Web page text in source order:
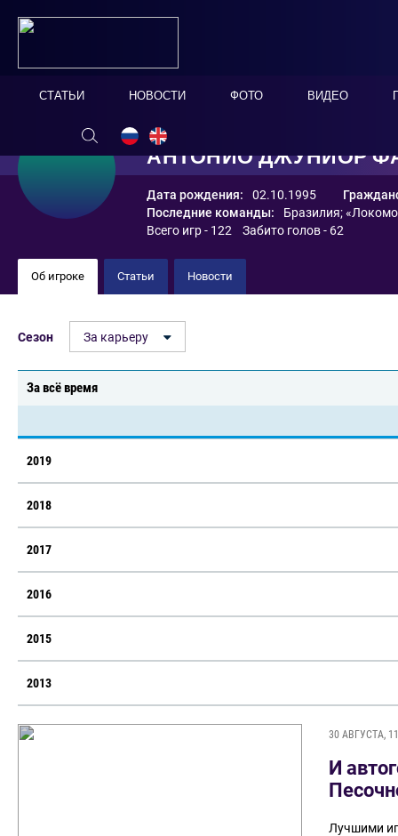
СТАТЬИ НОВОСТИ ФОТО ВИДЕО
АНТОНИО ДЖУНИОР
Дата рождения: 02.10.1995
Последние команды:
Бразилия;
Всего игр - 122 Забито голов - 62
Об игроке Статьи Новости
Сезон За карьеру
За всё время
2019
2018
2017
2016
2015
2013
30 АВГУСТА,
И
Лучшими